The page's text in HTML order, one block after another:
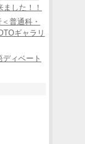
した！！
普通科・
ギャラリ
ィベート